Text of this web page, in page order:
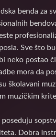
benda za
Sve što
neko postao
mora da
školavani
muzičkim
Dobra